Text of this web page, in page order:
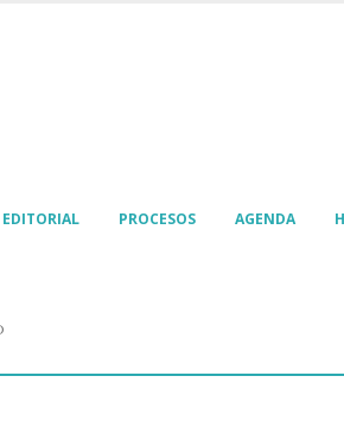
EDITORIAL PROCESOS AGENDA